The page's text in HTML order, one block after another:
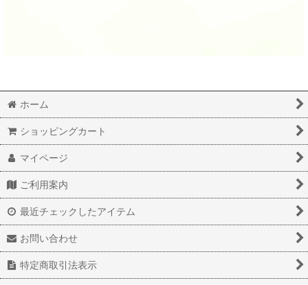
ホーム
ショッピングカート
マイページ
ご利用案内
最近チェックしたアイテム
お問い合わせ
特定商取引法表示